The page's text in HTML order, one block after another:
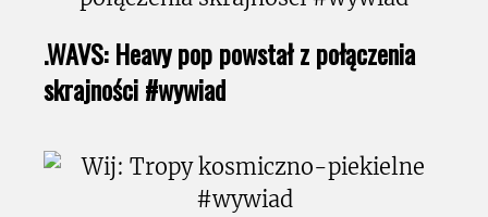
.WAVS: Heavy pop powstał z połączenia
skrajności #wywiad